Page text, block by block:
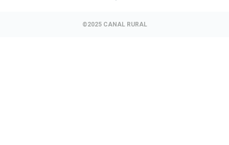
©2025 CANAL RURAL